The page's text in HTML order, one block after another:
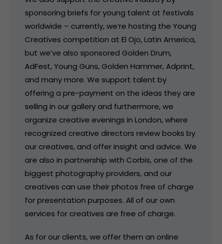
sponsoring briefs for young talent at festivals
worldwide – currently, we’re hosting the Young
Creatives competition at El Ojo, Latin America,
but we’ve also sponsored Golden Drum,
AdFest, Young Guns, Golden Hammer, Adprint,
and many more. We support talent by
offering a pre-payment on the ideas they are
selling in our gallery and furthermore, we
organize creative evenings in London, where
recognized creative directors review books by
our creatives, and offer insight and advice. We
are also in partnership with Corbis, one of the
biggest photography providers, and our
creatives can use their photos free of charge
for presentation purposes. All of our own
services for creatives are free of charge.
As for our clients, we offer them an online